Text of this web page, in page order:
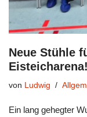
Neue Stühle
Eisteicharena!
von Ludwig
Ein lang gehegter